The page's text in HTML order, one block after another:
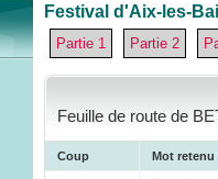
Festival d'Aix-les-
Partie 1 Partie 2
Feuille de route de
Coup Mot retenu